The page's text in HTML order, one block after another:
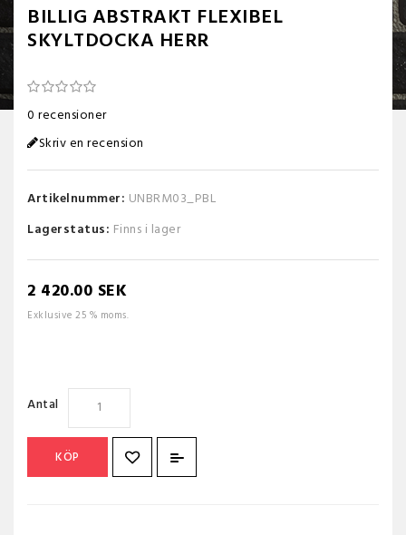
BILLIG ABSTRAKT FLEXIBEL
SKYLTDOCKA HERR
0 recensioner
Skriv en recension
Artikelnummer: UNBRM03_PBL
Lagerstatus: Finns i lager
2 420.00 SEK
Exklusive 25 % moms.
Antal
KÖP